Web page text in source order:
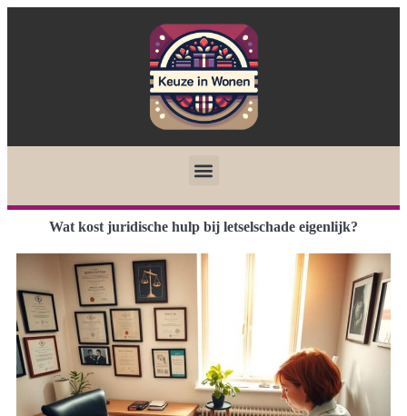
Wat kost juridische hulp bij letselschade eigenlijk?